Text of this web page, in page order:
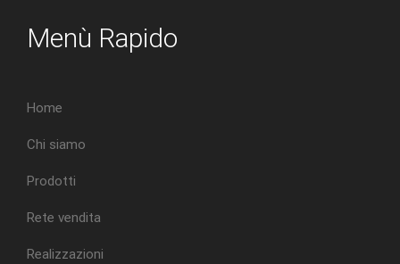
Menù Rapido
Home
Chi siamo
Prodotti
Rete vendita
Realizzazioni